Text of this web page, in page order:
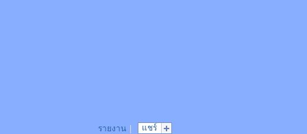
แชร์
รายงาน